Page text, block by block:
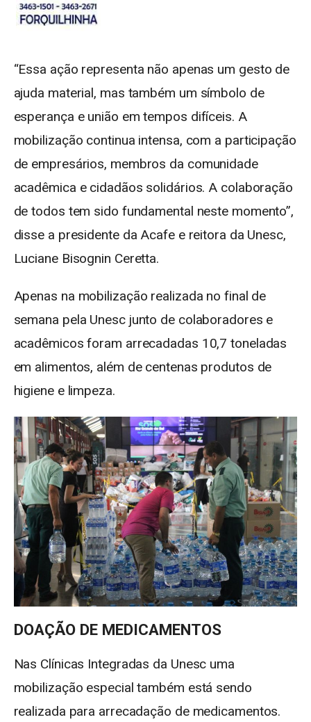
“Essa ação representa não apenas um gesto de
ajuda material, mas também um símbolo de
esperança e união em tempos difíceis. A
mobilização continua intensa, com a participação
de empresários, membros da comunidade
acadêmica e cidadãos solidários. A colaboração
de todos tem sido fundamental neste momento”,
disse a presidente da Acafe e reitora da Unesc,
Luciane Bisognin Ceretta.
Apenas na mobilização realizada no final de
semana pela Unesc junto de colaboradores e
acadêmicos foram arrecadadas 10,7 toneladas
em alimentos, além de centenas produtos de
higiene e limpeza.
DOAÇÃO DE MEDICAMENTOS
Nas Clínicas Integradas da Unesc uma
mobilização especial também está sendo
realizada para arrecadação de medicamentos.